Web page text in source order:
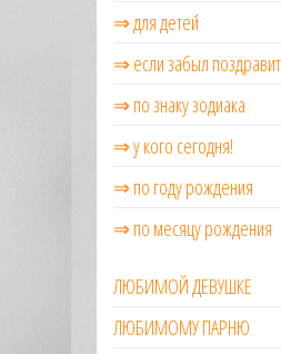
⇒ для детей
⇒ если забыл
⇒ по знаку зодиака
⇒ у кого сегодня!
⇒ по году рождения
⇒ по месяцу рождения
ЛЮБИМОЙ ДЕВУШКЕ
ЛЮБИМОМУ ПАРНЮ